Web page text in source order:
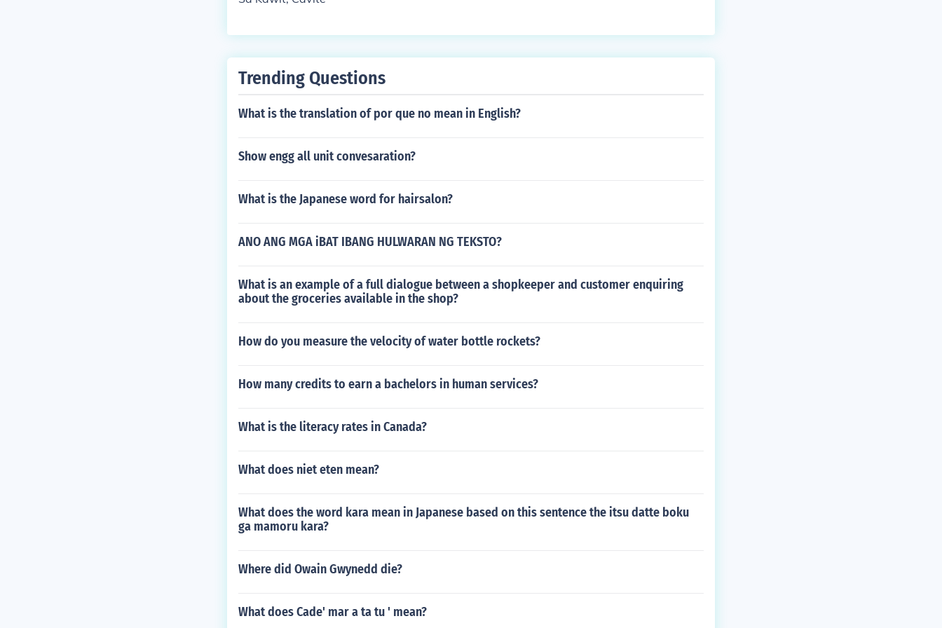
Trending Questions
What is the translation of por que no mean in English?
Show engg all unit convesaration?
What is the Japanese word for hairsalon?
ANO ANG MGA iBAT IBANG HULWARAN NG TEKSTO?
What is an example of a full dialogue between a shopkeeper and customer enquiring
about the groceries available in the shop?
How do you measure the velocity of water bottle rockets?
How many credits to earn a bachelors in human services?
What is the literacy rates in Canada?
What does niet eten mean?
What does the word kara mean in Japanese based on this sentence the itsu datte boku
ga mamoru kara?
Where did Owain Gwynedd die?
What does Cade' mar a ta tu ' mean?